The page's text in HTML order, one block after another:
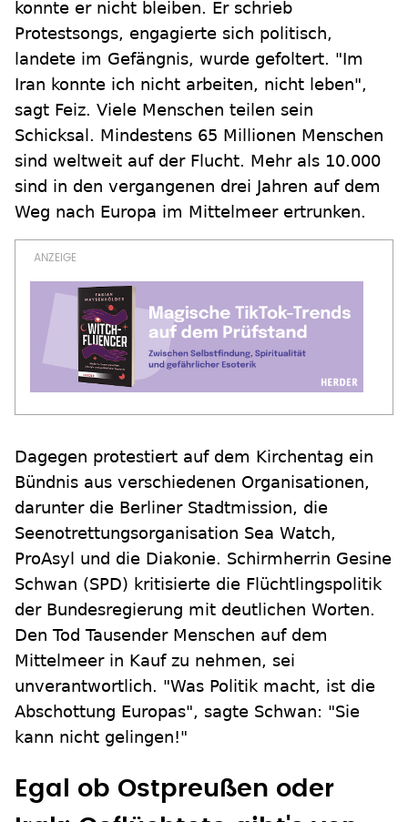
konnte er nicht bleiben. Er schrieb
Protestsongs, engagierte sich politisch,
landete im Gefängnis, wurde gefoltert. "Im
Iran konnte ich nicht arbeiten, nicht leben",
sagt Feiz. Viele Menschen teilen sein
Schicksal. Mindestens 65 Millionen Menschen
sind weltweit auf der Flucht. Mehr als 10.000
sind in den vergangenen drei Jahren auf dem
Weg nach Europa im Mittelmeer ertrunken.
Dagegen protestiert auf dem Kirchentag ein
Bündnis aus verschiedenen Organisationen,
darunter die Berliner Stadtmission, die
Seenotrettungsorganisation Sea Watch,
ProAsyl und die Diakonie. Schirmherrin Gesine
Schwan (SPD) kritisierte die Flüchtlingspolitik
der Bundesregierung mit deutlichen Worten.
Den Tod Tausender Menschen auf dem
Mittelmeer in Kauf zu nehmen, sei
unverantwortlich. "Was Politik macht, ist die
Abschottung Europas", sagte Schwan: "Sie
kann nicht gelingen!"
Egal ob Ostpreußen oder